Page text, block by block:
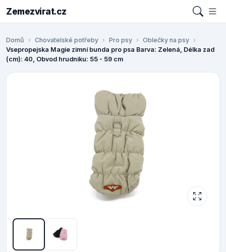
Zemezvirat.cz
Domů Chovatelské potřeby Pro psy
Oblečky na psy
Vsepropejska Magie zimní bunda pro psa Barva: Zelená, Délka zad
(cm): 40, Obvod hrudníku: 55 - 59 cm